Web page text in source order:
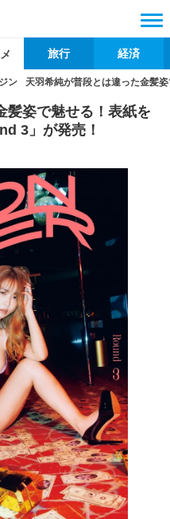
旅行 経済
ン 天羽希純が普段とは違った金髪
髪姿で魅せる！表紙を
3」が発売！